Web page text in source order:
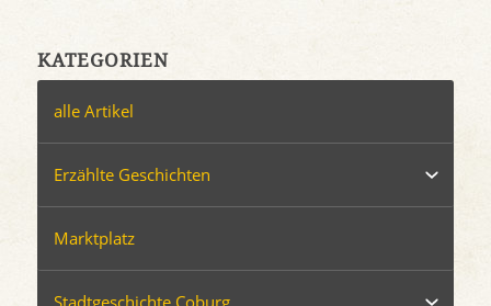
KATEGORIEN
alle Artikel
Erzählte Geschichten
Marktplatz
Stadtgeschichte Coburg